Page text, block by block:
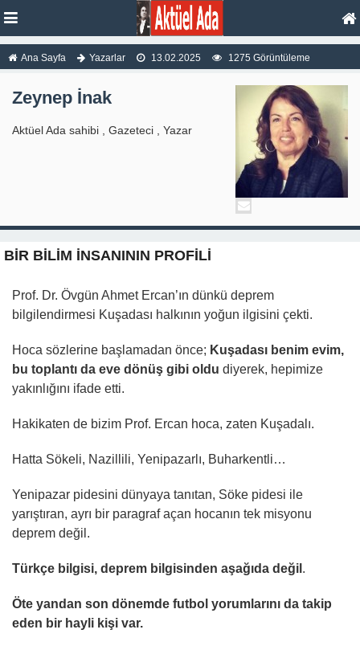
Ana Sayfa Yazarlar 13.02.2025 1275 Görüntüleme
Zeynep İnak
Aktüel Ada sahibi , Gazeteci , Yazar
BİR BİLİM İNSANININ PROFİLİ
Prof. Dr. Övgün Ahmet Ercan’ın dünkü deprem
bilgilendirmesi Kuşadası halkının yoğun ilgisini çekti.
Hoca sözlerine başlamadan önce; Kuşadası benim evim,
bu toplantı da eve dönüş gibi oldu diyerek, hepimize
yakınlığını ifade etti.
Hakikaten de bizim Prof. Ercan hoca, zaten Kuşadalı.
Hatta Sökeli, Nazillili, Yenipazarlı, Buharkentli…
Yenipazar pidesini dünyaya tanıtan, Söke pidesi ile
yarıştıran, ayrı bir paragraf açan hocanın tek misyonu
deprem değil.
Türkçe bilgisi, deprem bilgisinden aşağıda değil .
Öte yandan son dönemde futbol yorumlarını da takip
eden bir hayli kişi var.